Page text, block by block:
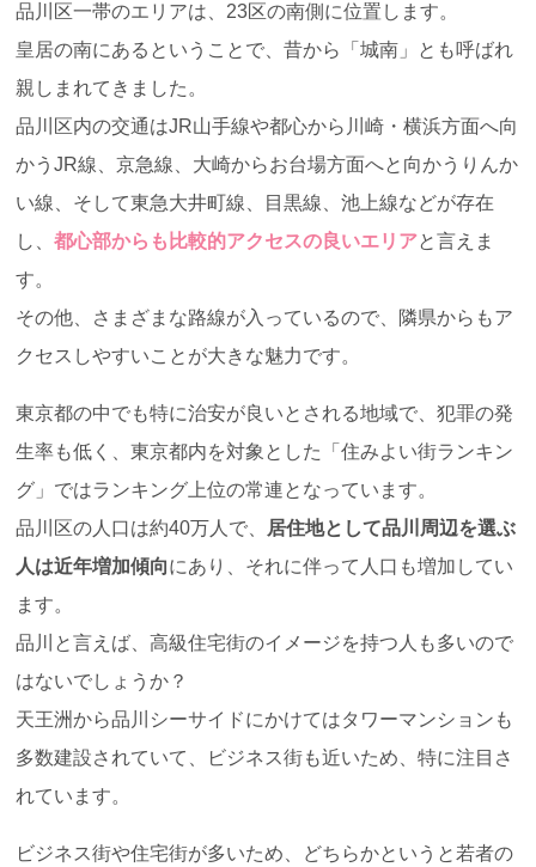
品川区一帯のエリアは、23区の南側に位置します。
皇居の南にあるということで、昔から「城南」とも呼ばれ
親しまれてきました。
品川区内の交通はJR山手線や都心から川崎・横浜方面へ向
かうJR線、京急線、大崎からお台場方面へと向かうりんか
い線、そして東急大井町線、目黒線、池上線などが存在
し、都心部からも比較的アクセスの良いエリアと言えま
す。
その他、さまざまな路線が入っているので、隣県からもア
クセスしやすいことが大きな魅力です。
東京都の中でも特に治安が良いとされる地域で、犯罪の発
生率も低く、東京都内を対象とした「住みよい街ランキン
グ」ではランキング上位の常連となっています。
品川区の人口は約40万人で、 居住地として品川周辺を選ぶ
人は近年増加傾向にあり、それに伴って人口も増加してい
ます。
品川と言えば、高級住宅街のイメージを持つ人も多いので
はないでしょうか？
天王洲から品川シーサイドにかけてはタワーマンションも
多数建設されていて、ビジネス街も近いため、特に注目さ
れています。
ビジネス街や住宅街が多いため、どちらかというと若者の